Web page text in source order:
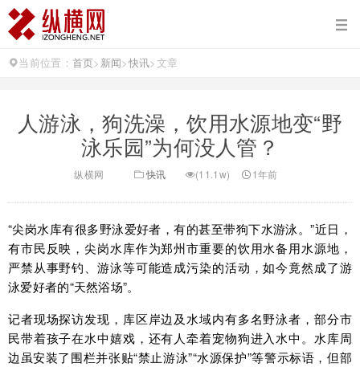
当前位置： 首页> 新闻>快讯>文章
人游泳，狗洗澡，饮用水源地变“野
泳乐园”为何没人管？
纵横网 快讯 (11.1w) 1年前
“尖岗水库有很多野泳爱好者，有的甚至带狗下水游泳。”近日，
有市民反映，尖岗水库作为郑州市重要的饮用水备用水源地，
严禁从事野钓、游泳等可能造成污染的活动，如今竟然成了游
泳爱好者的“天然浴场”。
记者现场探访发现，库区岸边及水域内有多名野泳者，部分市
民带着孩子在水中嬉戏，还有人牵着宠物狗进入水中。水库周
边虽安装了围栏并张贴“禁止游泳”“水源保护”等警示标语，但部